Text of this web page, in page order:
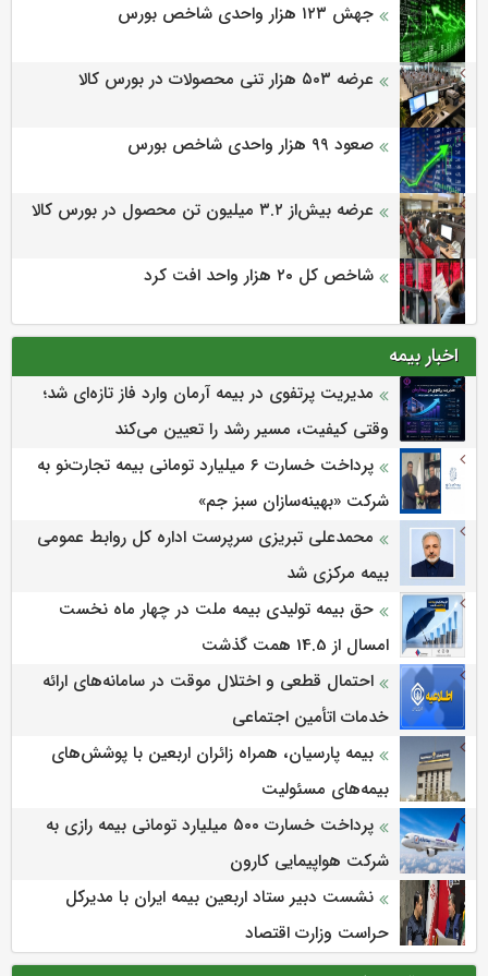
جهش ۱۲۳ هزار واحدی شاخص بورس
عرضه ۵۰۳ هزار تنی محصولات در بورس کالا
صعود ۹۹ هزار واحدی شاخص بورس
عرضه بیش‌از ۳.۲ میلیون تن محصول در بورس کالا
شاخص کل ۲۰ هزار واحد افت کرد
اخبار بیمه
مدیریت پرتفوی در بیمه آرمان وارد فاز تازه‌ای شد؛
وقتی کیفیت، مسیر رشد را تعیین می‌کند
پرداخت خسارت ۶ میلیارد تومانی بیمه تجارت‌نو به
شرکت «بهینه‌سازان سبز جم»
محمدعلی تبریزی سرپرست اداره كل روابط عمومی
بیمه مركزی شد
حق بیمه تولیدی بیمه ملت در چهار ماه نخست
امسال از 14.5 همت گذشت
احتمال قطعی و اختلال موقت در سامانه‌های ارائه
خدمات اتأمین اجتماعی
بیمه پارسیان، همراه زائران اربعین با پوشش‌های
بیمه‌های مسئولیت
پرداخت خسارت ۵۰۰ میلیارد تومانی بیمه رازی به
شرکت هواپیمایی کارون
نشست دبیر ستاد اربعین بیمه ایران با مدیرکل
حراست وزارت اقتصاد